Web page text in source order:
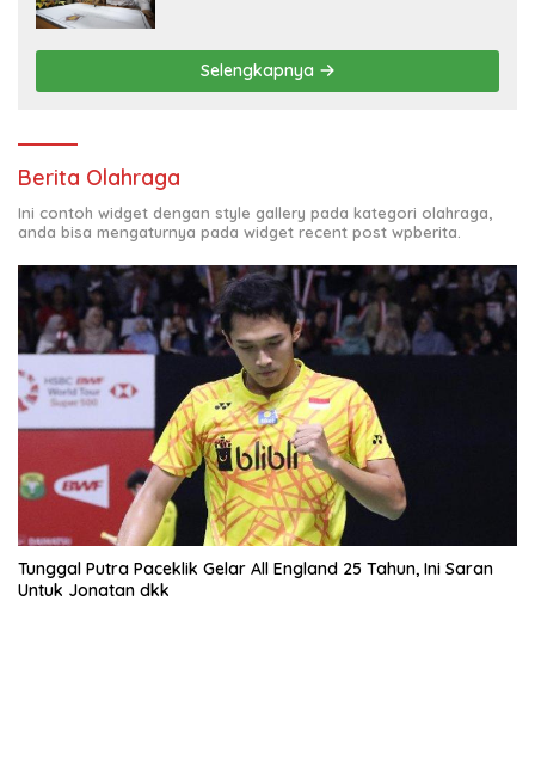
Selengkapnya
Berita Olahraga
Ini contoh widget dengan style gallery pada kategori olahraga,
anda bisa mengaturnya pada widget recent post wpberita.
Tunggal Putra Paceklik Gelar All England 25 Tahun, Ini Saran
Untuk Jonatan dkk